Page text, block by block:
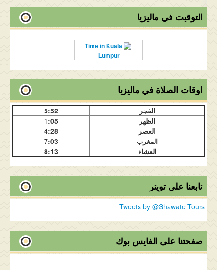
التوقيت في ماليزيا
Time in Kuala
Lumpur
اوقات الصلاة في ماليزيا
الفجر
5:52
الظهر
1:05
العصر
4:28
المغرب
7:03
العشاء
8:13
تابعنا على تويتر
Tweets by @Shawate Tours
صفحتنا على الفايس بوك